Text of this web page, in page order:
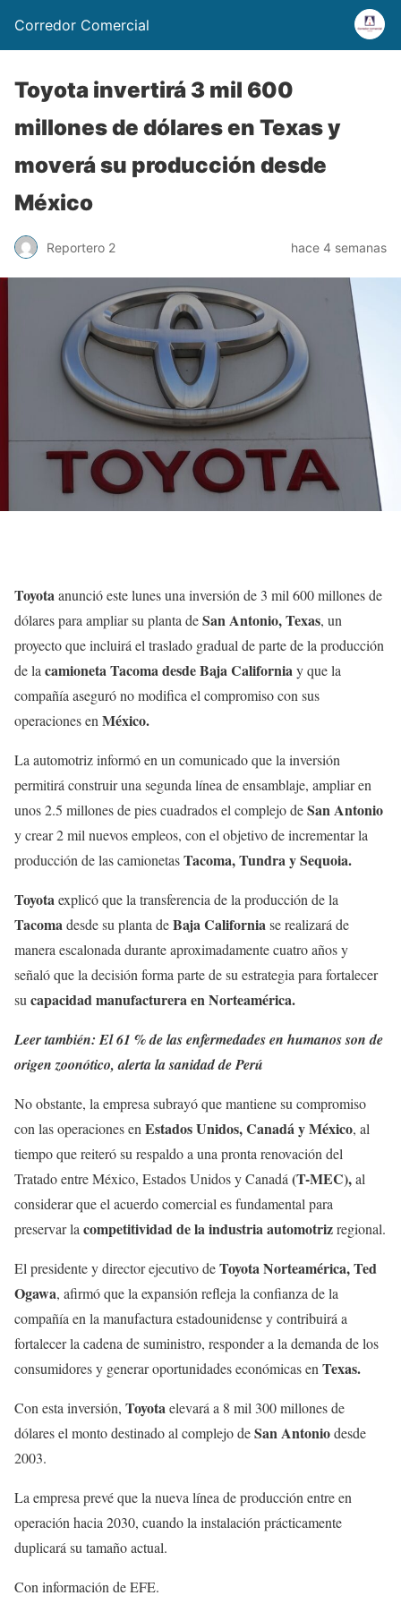
Corredor Comercial
Toyota invertirá 3 mil 600
millones de dólares en Texas y
moverá su producción desde
México
Reportero 2 hace 4 semanas
Toyotaanunció este lunes una inversión de 3 mil 600 millones de
dólares para ampliar su planta deSan Antonio, Texas, un
proyecto que incluirá el traslado gradual de parte de la producción
de la camioneta Tacoma desde Baja Californiay que la
compañía aseguró no modifica el compromiso con sus
operaciones en México.
La automotriz informó en un comunicado que la inversión
permitirá construir una segunda línea de ensamblaje, ampliar en
unos 2.5 millones de pies cuadrados el complejo deSan Antonio
y crear 2 mil nuevos empleos, con el objetivo de incrementar la
producción de las camionetasTacoma, Tundra y Sequoia.
Toyotaexplicó que la transferencia de la producción de la
Tacomadesde su planta deBaja Californiase realizará de
manera escalonada durante aproximadamente cuatro años y
señaló que la decisión forma parte de su estrategia para fortalecer
su capacidad manufacturera en Norteamérica.
Leer también:El 61 % de las enfermedades en humanos son de
origen zoonótico, alerta la sanidad de Perú
No obstante, la empresa subrayó que mantiene su compromiso
con las operaciones en Estados Unidos, Canadá y México, al
tiempo que reiteró su respaldo a una pronta renovación del
Tratado entre México, Estados Unidos y Canadá (T-MEC),al
considerar que el acuerdo comercial es fundamental para
preservar la competitividad de la industria automotrizregional.
El presidente y director ejecutivo deToyota Norteamérica, Ted
Ogawa, afirmó que la expansión refleja la confianza de la
compañía en la manufactura estadounidense y contribuirá a
fortalecer la cadena de suministro, responder a la demanda de los
consumidores y generar oportunidades económicas en Texas.
Con esta inversión, Toyotaelevará a 8 mil 300 millones de
dólares el monto destinado al complejo deSan Antoniodesde
2003.
La empresa prevé que la nueva línea de producción entre en
operación hacia 2030, cuando la instalación prácticamente
duplicará su tamaño actual.
Con información de EFE.